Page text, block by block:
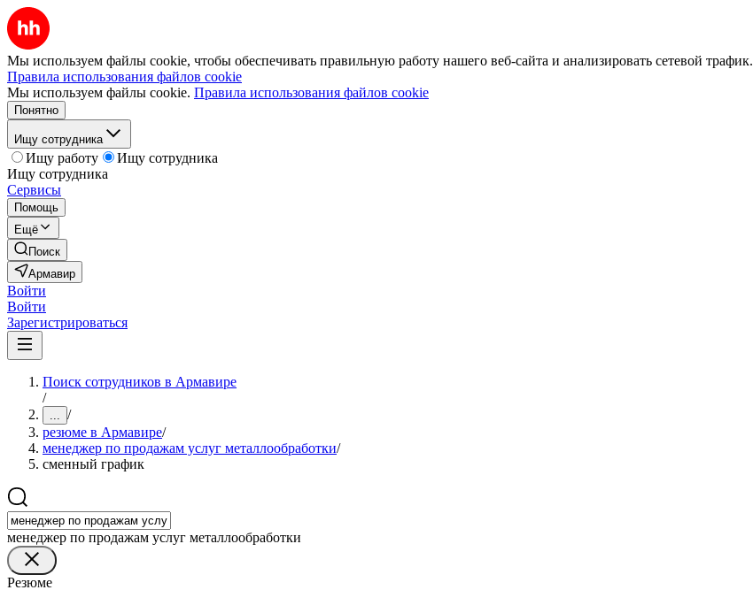
Мы используем файлы cookie, чтобы обеспечивать правильную работу нашего веб-сайта и анализировать сетевой трафик.
Правила использования файлов cookie
Мы используем файлы cookie. Правила использования файлов cookie
Понятно
Ищу сотрудника
Ищу работу
Ищу сотрудника
Ищу сотрудника
Сервисы
Помощь
Ещё
Поиск
Армавир
Войти
Войти
Зарегистрироваться
Поиск сотрудников в Армавире
/
... /
резюме в Армавире/
менеджер по продажам услуг металлообработки/
сменный график
менеджер по продажам услуг металлообработки
Резюме